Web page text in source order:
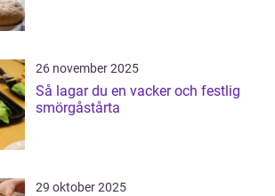
26 november 2025
Så lagar du en vacker och festlig
smörgåstårta
29 oktober 2025